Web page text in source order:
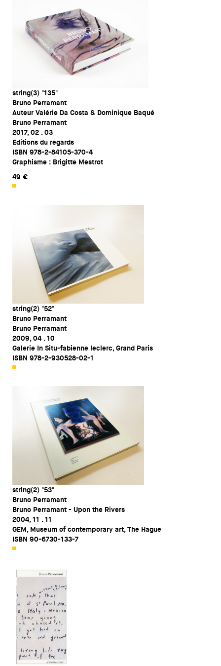
string(3) "135"
Bruno Perramant
Auteur Valérie Da Costa & Dominique Baqué
Bruno Perramant
2017, 02 . 03
Editions du regards
ISBN 978-2-84105-370-4
Graphisme : Brigitte Mestrot
49 €
string(2) "52"
Bruno Perramant
Bruno Perramant
2009, 04 . 10
Galerie In Situ-fabienne leclerc, Grand Paris
ISBN 978-2-930528-02-1
string(2) "53"
Bruno Perramant
Bruno Perramant - Upon the Rivers
2004, 11 . 11
GEM, Museum of contemporary art, The Hague
ISBN 90-6730-133-7